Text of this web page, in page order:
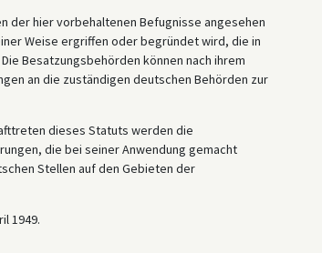
der hier vorbehaltenen Befugnisse angesehen
Weise ergriffen oder begründet wird, die in
Besatzungsbehörden können nach ihrem
an die zuständigen deutschen Behörden zur
dieses Statuts werden die
die bei seiner Anwendung gemacht
Stellen auf den Gebieten der
1949.